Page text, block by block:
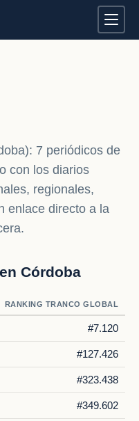
7 periódicos de
con los diarios
regionales,
enlace directo a la
Córdoba
RANKING TRANCO GLOBAL
#7.120
#127.426
#323.438
#349.602